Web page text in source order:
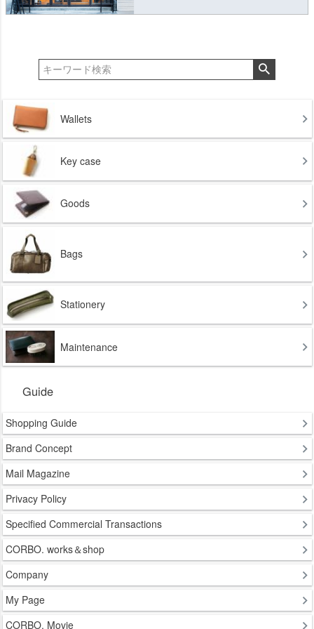
Wallets
Key case
Goods
Bags
Stationery
Maintenance
Guide
Shopping Guide
Brand Concept
Mail Magazine
Privacy Policy
Specified Commercial Transactions
CORBO. works＆shop
Company
My Page
CORBO. Movie